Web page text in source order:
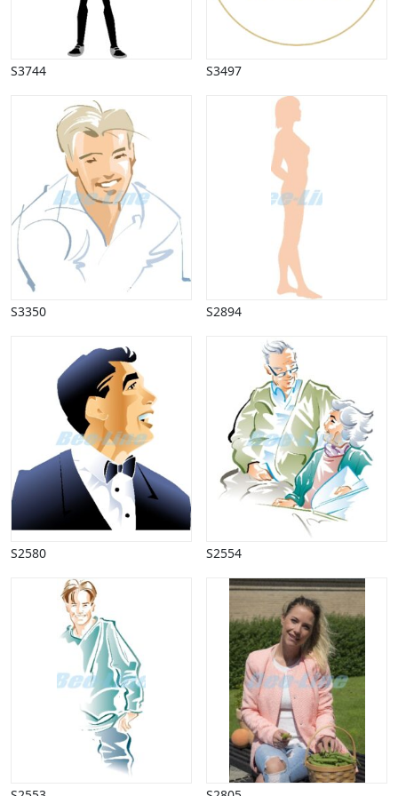
Påske
Penge, finans
Piktogrammer
Pinse
Politik, arbejdsmarked
Restauration, hotel
Scenarier
Skibe, både, søfart
Sommer
Sport
Spots
Stjernetegn, astrologi
Trafik, færdsel
Uddannelse
Udsalg og andre begreber
Underholdning, kultur
Vinter
S3744 S3497
S3350 S2894
S2580 S2554